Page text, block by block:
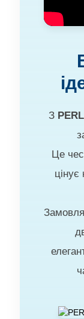
З
Це